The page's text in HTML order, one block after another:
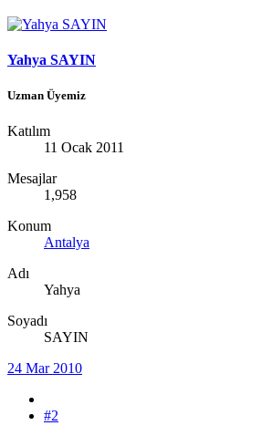
Yahya SAYIN
Uzman Üyemiz
Katılım
11 Ocak 2011
Mesajlar
1,958
Konum
Antalya
Adı
Yahya
Soyadı
SAYIN
24 Mar 2010
#2